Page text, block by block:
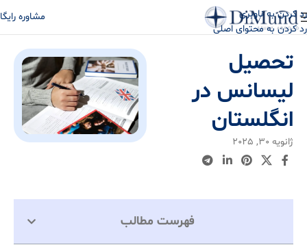
رد کردن به ناوبری
رد کردن به محتوای اصلی
مشاوره
تحصیل
لیسانس در
انگلستان
ژانویه 30, 2025
فهرست مطالب